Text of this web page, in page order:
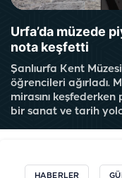
Urfa’da müzede
nota keşfetti
Şanlıurfa Kent
öğrencileri ağırladı.
mirasını
bir sanat ve tarih
HABERLER